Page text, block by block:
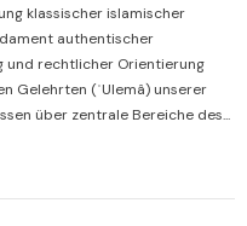
klassischer islamischer
authentischer
und rechtlicher Orientierung
Gelehrten (ʿUlemâ) unserer
über zentrale Bereiche des...